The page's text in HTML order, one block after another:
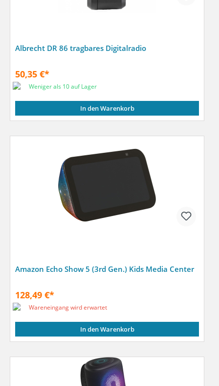
Albrecht DR 86 tragbares Digitalradio
50,35 €*
Weniger als 10 auf Lager
In den Warenkorb
Amazon Echo Show 5 (3rd Gen.) Kids Media Center
128,49 €*
Wareneingang wird erwartet
In den Warenkorb